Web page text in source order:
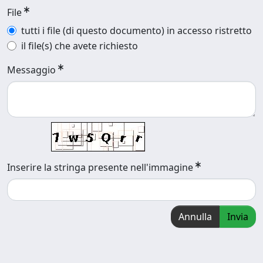
File
tutti i file (di questo documento) in accesso ristretto
il file(s) che avete richiesto
Messaggio
Inserire la stringa presente nell'immagine
Annulla Invia